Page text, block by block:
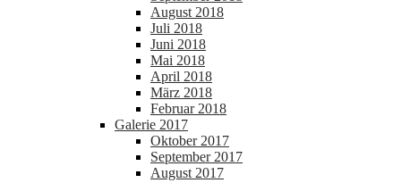
August 2018
Juli 2018
Juni 2018
Mai 2018
April 2018
März 2018
Februar 2018
Galerie 2017
Oktober 2017
September 2017
August 2017